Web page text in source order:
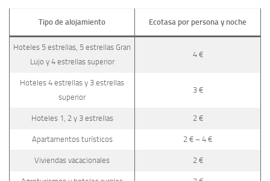
Tipo de alojamiento Ecotasa por persona y noche
Hoteles 5 estrellas, 5 estrellas Gran
Lujo y 4 estrellas superior
4 €
Hoteles 4 estrellas y 3 estrellas
superior
3 €
Hoteles 1, 2 y 3 estrellas 2 €
Apartamentos turísticos 2 € – 4 €
Viviendas vacacionales 2 €